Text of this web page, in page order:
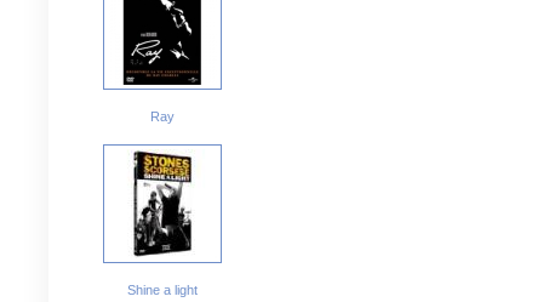
Ray
Shine a light